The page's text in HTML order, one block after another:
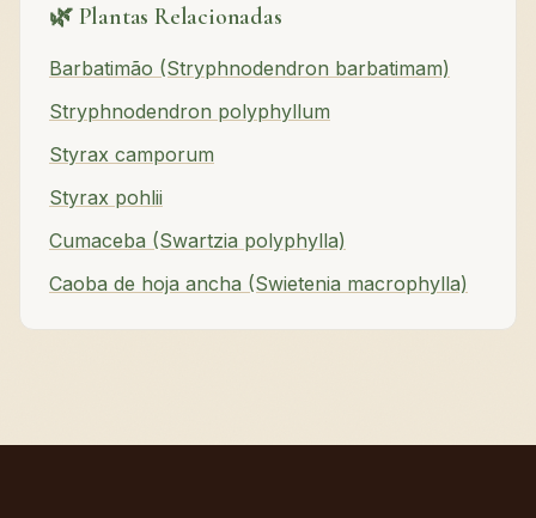
🌿 Plantas Relacionadas
Barbatimão (Stryphnodendron barbatimam)
Stryphnodendron polyphyllum
Styrax camporum
Styrax pohlii
Cumaceba (Swartzia polyphylla)
Caoba de hoja ancha (Swietenia macrophylla)